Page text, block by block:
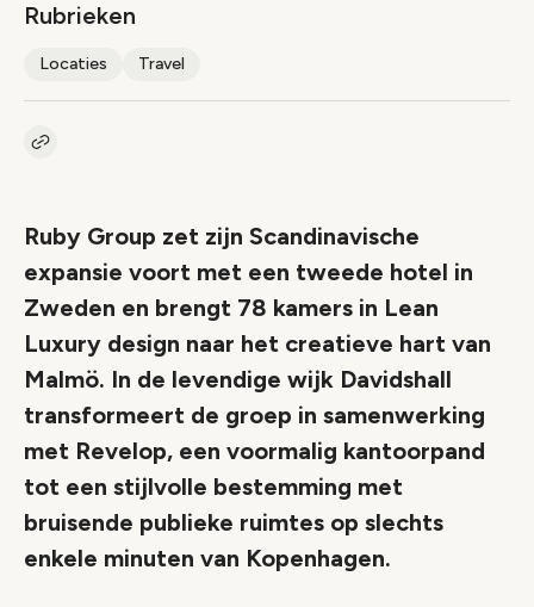
Rubrieken
Locaties Travel
Kopieer link naar artikel
Ruby Group zet zijn Scandinavische
expansie voort met een tweede hotel in
Zweden en brengt 78 kamers in Lean
Luxury design naar het creatieve hart van
Malmö. In de levendige wijk Davidshall
transformeert de groep in samenwerking
met Revelop, een voormalig kantoorpand
tot een stijlvolle bestemming met
bruisende publieke ruimtes op slechts
enkele minuten van Kopenhagen.